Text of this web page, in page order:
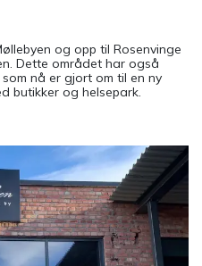
og opp til Rosenvinge
Dette området har også
nå er gjort om til en ny
butikker og helsepark.